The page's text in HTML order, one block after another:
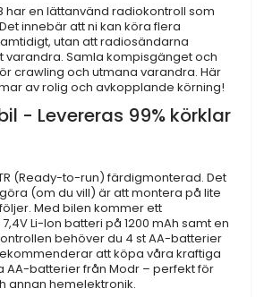
har en lättanvänd radiokontroll som
innebär att ni kan köra flera
utan att radiosändarna
varandra. Samla kompisgänget och
crawling och utmana varandra. Här
av rolig och avkopplande körning!
- Levereras 99% körklar
(Ready-to-run) färdigmonterad. Det
(om du vill) är att montera på lite
Med bilen kommer ett
Li-Ion batteri på 1200 mAh samt en
behöver du 4 st AA-batterier
att köpa våra kraftiga
batterier från Modr – perfekt för
annan hemelektronik.